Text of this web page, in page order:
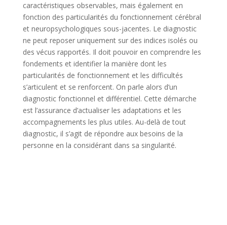
caractéristiques observables, mais également en
fonction des particularités du fonctionnement cérébral
et neuropsychologiques sous-jacentes. Le diagnostic
ne peut reposer uniquement sur des indices isolés ou
des vécus rapportés. Il doit pouvoir en comprendre les
fondements et identifier la manière dont les
particularités de fonctionnement et les difficultés
s’articulent et se renforcent. On parle alors d’un
diagnostic fonctionnel et différentiel. Cette démarche
est l’assurance d’actualiser les adaptations et les
accompagnements les plus utiles. Au-delà de tout
diagnostic, il s’agit de répondre aux besoins de la
personne en la considérant dans sa singularité.